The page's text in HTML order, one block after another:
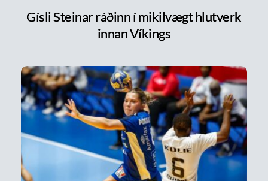
Gísli Steinar ráðinn í mikilvægt hlutverk
innan Víkings